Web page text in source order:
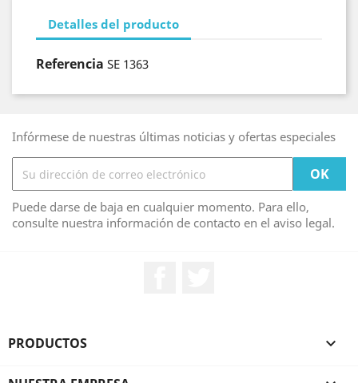
Detalles del producto
Referencia SE 1363
Infórmese de nuestras últimas noticias y ofertas especiales
Puede darse de baja en cualquier momento. Para ello,
consulte nuestra información de contacto en el aviso legal.
PRODUCTOS 